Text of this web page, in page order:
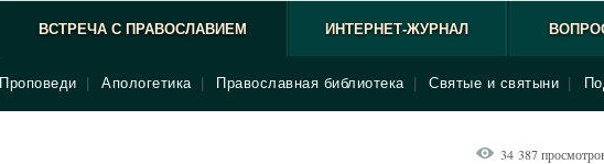
ВСТРЕЧА С ПРАВОСЛАВИЕМ
Проповеди Апологетика Православная библиотека Святые и святыни
ИНТЕРНЕТ-ЖУРНАЛ
34 387